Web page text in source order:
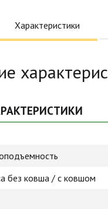
Характеристики
без ковша / с ковшом